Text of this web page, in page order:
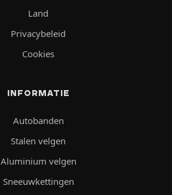
Land
Privacybeleid
Cookies
INFORMATIE
Autobanden
Stalen velgen
Aluminium velgen
Sneeuwkettingen